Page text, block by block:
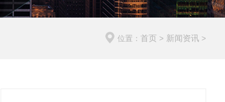
位置： 首页 > 新闻资讯 >